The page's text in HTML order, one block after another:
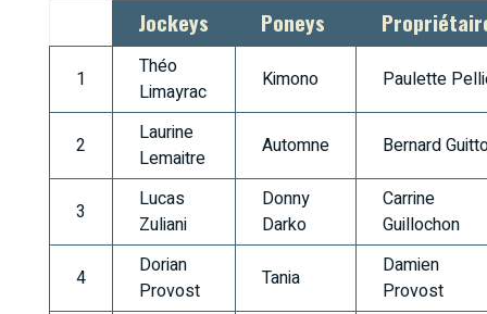
Jockeys Poneys
1
Théo
Limayrac
Kimono Paulette
2
Laurine
Lemaitre
Automne Bernard
3
Lucas
Zuliani
Donny
Darko
Carrine
Guillochon
4
Dorian
Provost
Tania
Damien
Provost